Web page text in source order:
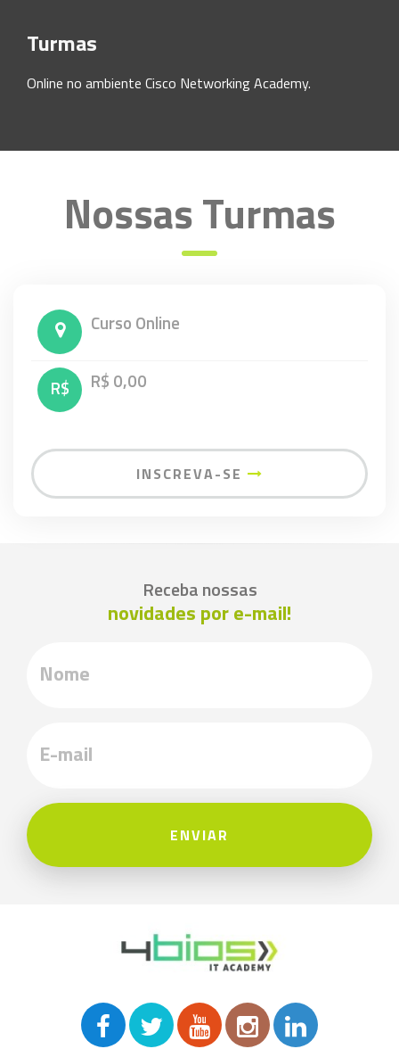
Turmas
Online no ambiente Cisco Networking Academy.
Nossas Turmas
Curso Online
R$ R$ 0,00
INSCREVA-SE
Receba nossas
novidades por e-mail!
ENVIAR